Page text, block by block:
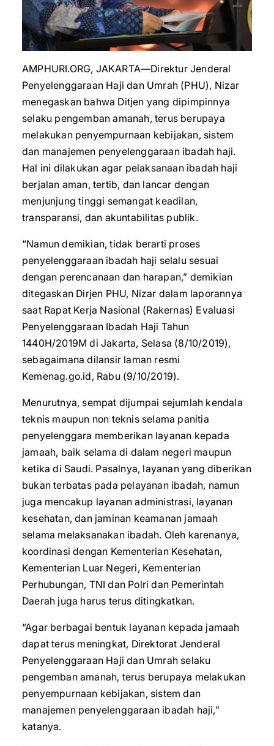
AMPHURI.ORG, JAKARTA—Direktur Jenderal
Penyelenggaraan Haji dan Umrah (PHU), Nizar
menegaskan bahwa Ditjen yang dipimpinnya
selaku pengemban amanah, terus berupaya
melakukan penyempurnaan kebijakan, sistem
dan manajemen penyelenggaraan ibadah haji.
Hal ini dilakukan agar pelaksanaan ibadah haji
berjalan aman, tertib, dan lancar dengan
menjunjung tinggi semangat keadilan,
transparansi, dan akuntabilitas publik.
“Namun demikian, tidak berarti proses
penyelenggaraan ibadah haji selalu sesuai
dengan perencanaan dan harapan,” demikian
ditegaskan Dirjen PHU, Nizar dalam laporannya
saat Rapat Kerja Nasional (Rakernas) Evaluasi
Penyelenggaraan Ibadah Haji Tahun
1440H/2019M di Jakarta, Selasa (8/10/2019),
sebagaimana dilansir laman resmi
Kemenag.go.id, Rabu (9/10/2019).
Menurutnya, sempat dijumpai sejumlah kendala
teknis maupun non teknis selama panitia
penyelenggara memberikan layanan kepada
jamaah, baik selama di dalam negeri maupun
ketika di Saudi. Pasalnya, layanan yang diberikan
bukan terbatas pada pelayanan ibadah, namun
juga mencakup layanan administrasi, layanan
kesehatan, dan jaminan keamanan jamaah
selama melaksanakan ibadah. Oleh karenanya,
koordinasi dengan Kementerian Kesehatan,
Kementerian Luar Negeri, Kementerian
Perhubungan, TNI dan Polri dan Pemerintah
Daerah juga harus terus ditingkatkan.
“Agar berbagai bentuk layanan kepada jamaah
dapat terus meningkat, Direktorat Jenderal
Penyelenggaraan Haji dan Umrah selaku
pengemban amanah, terus berupaya melakukan
penyempurnaan kebijakan, sistem dan
manajemen penyelenggaraan ibadah haji,”
katanya.